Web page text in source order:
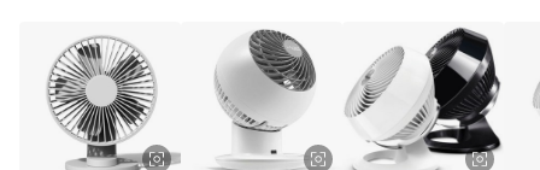
3. 訂單回饋金額將扣除運費/購物金/超贈點/福利金/紅利折抵/折
價券等虛擬貨幣折抵 4. 大宗採購或批發轉賣不具回饋資格： 如
有相關事證認定您為大宗採購、批發轉賣而非最終消費使用者，
相關認定以Yahoo購物中心之認定為準